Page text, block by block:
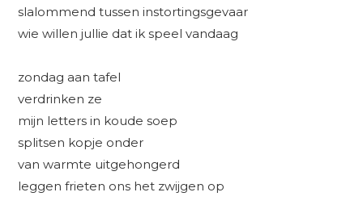
slalommend tussen instortingsgevaar
wie willen jullie dat ik speel vandaag
zondag aan tafel
verdrinken ze
mijn letters in koude soep
splitsen kopje onder
van warmte uitgehongerd
leggen frieten ons het zwijgen op